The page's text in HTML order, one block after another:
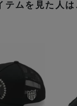
テムを見た人